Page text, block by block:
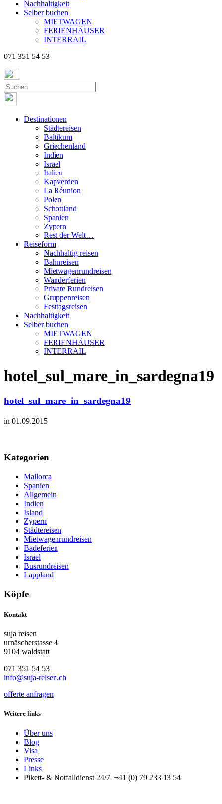
Nachhaltigkeit
Selber buchen
MIETWAGEN
FERIENHÄUSER
INTERRAIL
071 351 54 53
Destinationen
Städtereisen
Baltikum
Griechenland
Indien
Israel
Italien
Kapverden
La Réunion
Polen
Schottland
Spanien
Zypern
Rest der Welt…
Reiseform
Nachhaltig reisen
Bahnreisen
Mietwagenrundreisen
Wanderferien
Private Rundreisen
Gruppenreisen
Festtagsreisen
Nachhaltigkeit
Selber buchen
MIETWAGEN
FERIENHÄUSER
INTERRAIL
hotel_sul_mare_in_sardegna19
hotel_sul_mare_in_sardegna19
in 01.09.2015
Kategorien
Mallorca
Spanien
Allgemein
Indien
Island
Zypern
Städtereisen
Mietwagenrundreisen
Badeferien
Israel
Busrundreisen
Lappland
Köpfe
Kontakt
suja reisen
urnäscherstasse 4
9104 waldstatt
071 351 54 53
info@suja-reisen.ch
offerte anfragen
Weitere links
Über uns
Blog
Visa
Presse
Links
Pikett- & Notfalldienst 24/7: +41 (0) 79 233 13 54